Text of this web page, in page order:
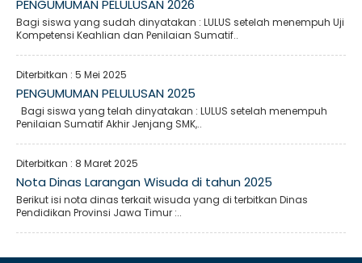
PENGUMUMAN PELULUSAN 2026
Bagi siswa yang sudah dinyatakan : LULUS setelah menempuh Uji
Kompetensi Keahlian dan Penilaian Sumatif..
Diterbitkan : 5 Mei 2025
PENGUMUMAN PELULUSAN 2025
Bagi siswa yang telah dinyatakan : LULUS setelah menempuh
Penilaian Sumatif Akhir Jenjang SMK,..
Diterbitkan : 8 Maret 2025
Nota Dinas Larangan Wisuda di tahun 2025
Berikut isi nota dinas terkait wisuda yang di terbitkan Dinas
Pendidikan Provinsi Jawa Timur :..